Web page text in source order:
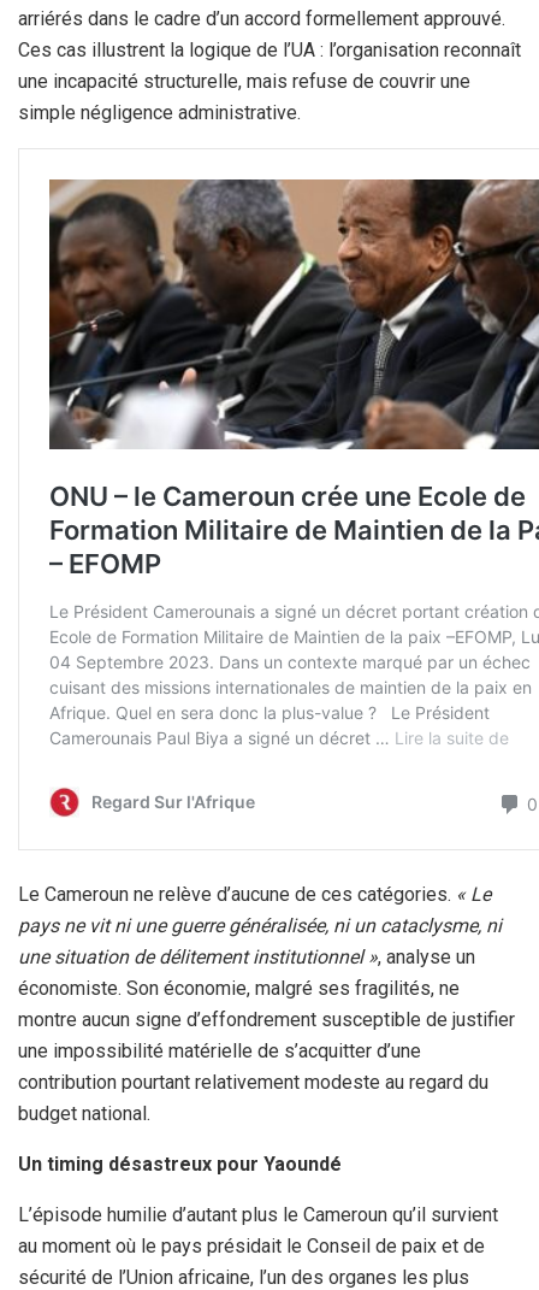
arriérés dans le cadre d’un accord formellement approuvé.
Ces cas illustrent la logique de l’UA : l’organisation reconnaît
une incapacité structurelle, mais refuse de couvrir une
simple négligence administrative.
Le Cameroun ne relève d’aucune de ces catégories. « Le
pays ne vit ni une guerre généralisée, ni un cataclysme, ni
une situation de délitement institutionnel », analyse un
économiste. Son économie, malgré ses fragilités, ne
montre aucun signe d’effondrement susceptible de justifier
une impossibilité matérielle de s’acquitter d’une
contribution pourtant relativement modeste au regard du
budget national.
Un timing désastreux pour Yaoundé
L’épisode humilie d’autant plus le Cameroun qu’il survient
au moment où le pays présidait le Conseil de paix et de
sécurité de l’Union africaine, l’un des organes les plus